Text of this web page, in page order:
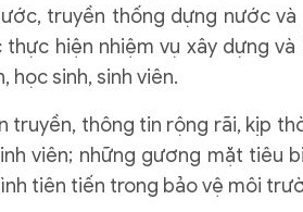
truyền thống dựng nước
thực hiện nhiệm vụ xây dựng
học sinh, sinh viên.
truyền, thông tin rộng rãi, kịp
viên; những gương mặt tiêu
tiên tiến trong bảo vệ môi